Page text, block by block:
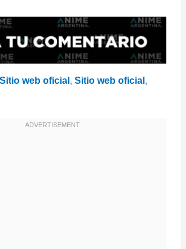
Sitio web oficial , Sitio web oficial ,